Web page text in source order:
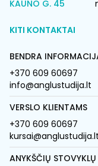
KAUNO G. 45
KITI KONTAKTAI
BENDRA
+370 609 60697
info@anglustudija.lt
VERSLO KLIENTAMS
+370 609 60697
kursai@anglustudija.lt
ANYKŠČIŲ